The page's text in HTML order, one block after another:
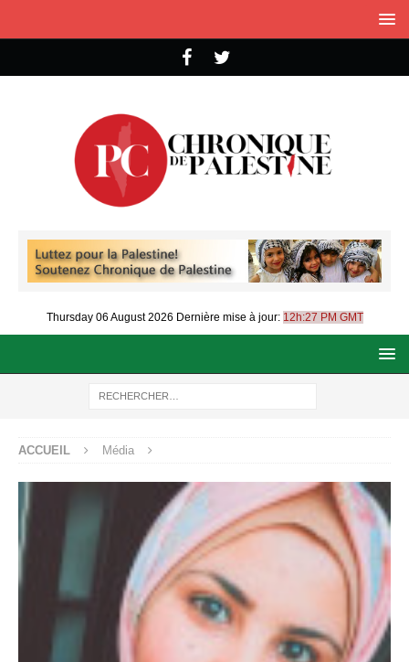
Thursday 06 August 2026 Dernière mise à jour: 12h:27 PM GMT
ACCUEIL Média